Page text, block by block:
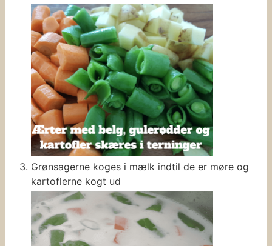
Grønsagerne koges i mælk indtil de er møre og
kartoflerne kogt ud